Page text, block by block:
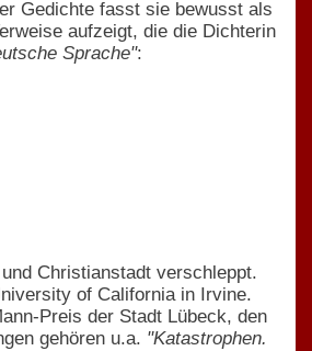
Gedichte fasst sie bewusst als
aufzeigt, die die Dichterin
Sprache":
Christianstadt verschleppt.
of California in Irvine.
Preis der Stadt Lübeck, den
gehören u.a. "Katastrophen.